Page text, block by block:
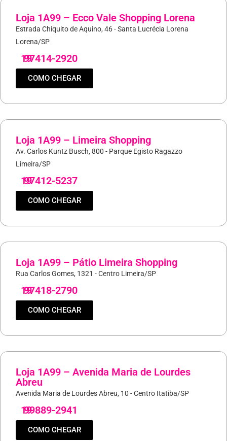
Loja 1A99 – Ecco Vale Shopping Lorena
Estrada Chiquito de Aquino, 46 - Santa Lucrécia Lorena
Lorena/SP
19
97414-2920
COMO CHEGAR
Loja 1A99 – Limeira Shopping
Av. Carlos Kuntz Busch, 800 - Parque Egisto Ragazzo
Limeira/SP
19
97412-5237
COMO CHEGAR
Loja 1A99 – Pátio Limeira Shopping
Rua Carlos Gomes, 1321 - Centro Limeira/SP
19
97418-2790
COMO CHEGAR
Loja 1A99 – Avenida Maria de Lourdes
Abreu
Avenida Maria de Lourdes Abreu, 10 - Centro Itatiba/SP
19
99889-2941
COMO CHEGAR